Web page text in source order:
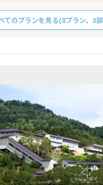
てのプランを見る(8プラン、3